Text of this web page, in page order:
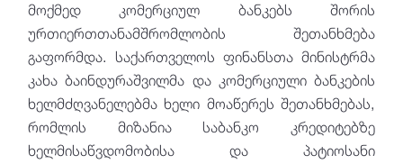
მოქმედ კომერციულ ბანკებს შორის
ურთიერთთანამშრომლობის შეთანხმება
გაფორმდა. საქართველოს ფინანსთა მინისტრმა
კახა ბაინდურაშვილმა და კომერციული ბანკების
ხელმძღვანელებმა ხელი მოაწერეს შეთანხმებას,
რომლის მიზანია საბანკო კრედიტებზე
ხელმისაწვდომობისა და პატიოსანი